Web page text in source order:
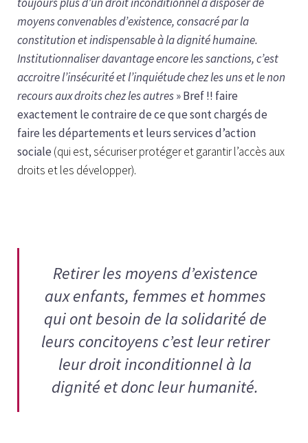
toujours plus d’un droit inconditionnel à disposer de
moyens convenables d’existence, consacré par la
constitution et indispensable à la dignité humaine.
Institutionnaliser davantage encore les sanctions, c’est
accroitre l’insécurité et l’inquiétude chez les uns et le non
recours aux droits chez les autres» Bref !! faire
exactement le contraire de ce que sont chargés de
faire les départements et leurs services d’action
sociale(qui est, sécuriser protéger et garantir l’accès aux
droits et les développer).
Retirer les moyens d’existence
aux enfants, femmes et hommes
qui ont besoin de la solidarité de
leurs concitoyens c’est leur retirer
leur droit inconditionnel à la
dignité et donc leur humanité.